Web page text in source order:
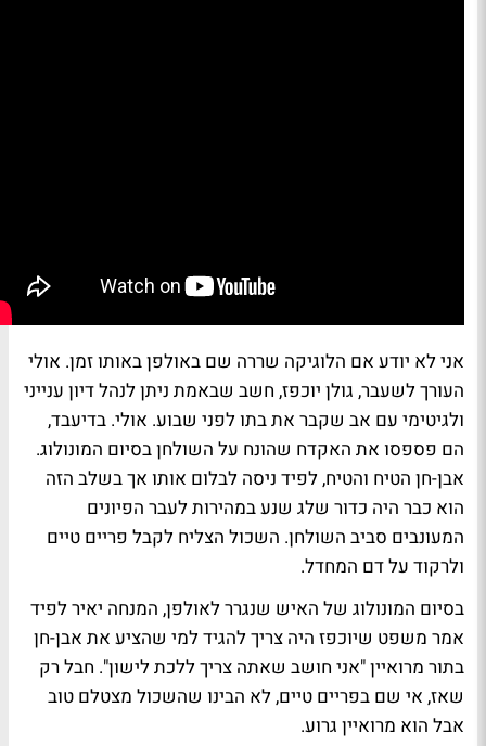
אני לא יודע אם הלוגיקה שררה שם באולפן באותו זמן. אולי
העורך לשעבר, גולן יוכפז, חשב שבאמת ניתן לנהל דיון ענייני
ולגיטימי עם אב שקבר את בתו לפני שבוע. אולי. בדיעבד,
הם פספסו את האקדח שהונח על השולחן בסיום המונולוג.
אבן-חן הטיח והטיח, לפיד ניסה לבלום אותו אך בשלב הזה
הוא כבר היה כדור שלג שנע במהירות לעבר הפיונים
המעונבים סביב השולחן. השכול הצליח לקבל פריים טיים
ולרקוד על דם המחדל.
בסיום המונולוג של האיש שנגרר לאולפן, המנחה יאיר לפיד
אמר משפט שיוכפז היה צריך להגיד למי שהציע את אבן-חן
בתור מרואיין "אני חושב שאתה צריך ללכת לישון". חבל רק
שאז, אי שם בפריים טיים, לא הבינו שהשכול מצטלם טוב
אבל הוא מרואיין גרוע.